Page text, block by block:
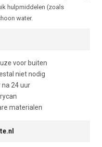
hulpmiddelen (zoals
water.
voor buiten
niet nodig
24 uur
materialen